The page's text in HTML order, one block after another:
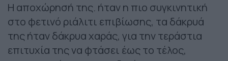
Η αποχώρησή της. ήταν η πιο συγκινητική
στο φετινό ριάλιτι επιβίωσης, τα δάκρυά
της ήταν δάκρυα χαράς, για την τεράστια
επιτυχία της να φτάσει έως το τέλος,